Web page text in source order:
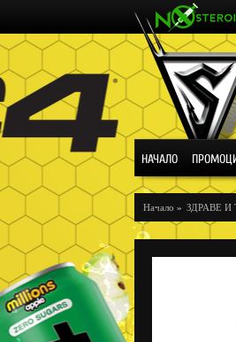
НАЧАЛО
Начало » ЗДРАВЕ И